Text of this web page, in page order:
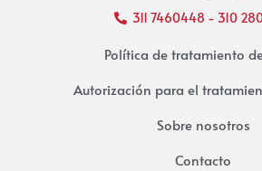
311 7460448 - 310
Política de tratamiento
Autorización para el
Sobre nosotros
Contacto